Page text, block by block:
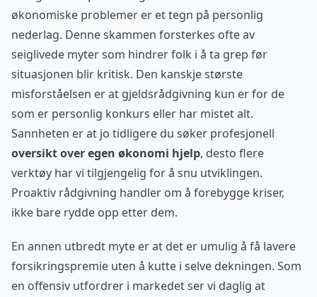
økonomiske problemer er et tegn på personlig
nederlag. Denne skammen forsterkes ofte av
seiglivede myter som hindrer folk i å ta grep før
situasjonen blir kritisk. Den kanskje største
misforståelsen er at gjeldsrådgivning kun er for de
som er personlig konkurs eller har mistet alt.
Sannheten er at jo tidligere du søker profesjonell
oversikt over egen økonomi hjelp, desto flere
verktøy har vi tilgjengelig for å snu utviklingen.
Proaktiv rådgivning handler om å forebygge kriser,
ikke bare rydde opp etter dem.
En annen utbredt myte er at det er umulig å få lavere
forsikringspremie uten å kutte i selve dekningen. Som
en offensiv utfordrer i markedet ser vi daglig at